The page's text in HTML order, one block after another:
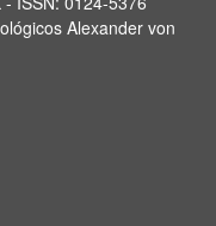
Alexander von